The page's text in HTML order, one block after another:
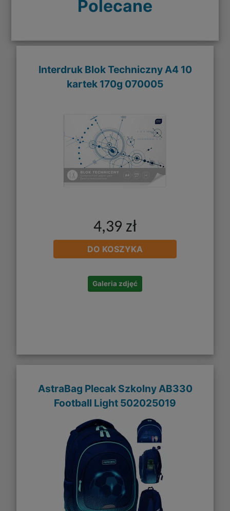
Polecane
Interdruk Blok Techniczny A4 10
kartek 170g 070005
4,39 zł
DO KOSZYKA
Galeria zdjęć
AstraBag Plecak Szkolny AB330
Football Light 502025019